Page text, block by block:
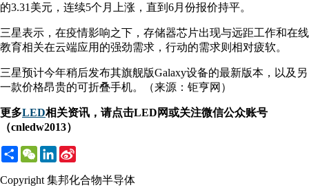
的3.31美元，连续5个月上涨，直到6月份报价持平。
三星表示，在疫情影响之下，存储器芯片出现与远距工作和在线
教育相关在云端应用的强劲需求，行动的需求则相对疲软。
三星预计今年稍后发布其旗舰版Galaxy设备的最新版本，以及另
一款价格昂贵的可折叠手机。（来源：钜亨网）
更多LED相关资讯，请点击LED网或关注微信公众账号
（cnledw2013）
ShareWeChatLinkedIn
Copyright 集邦化合物半导体